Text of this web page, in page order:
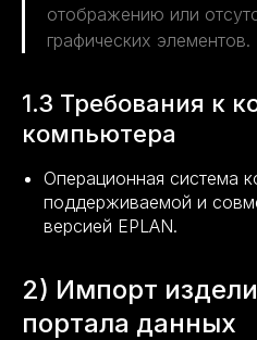
отображению или
графических элементов.
1.3 Требования к
компьютера
Операционная система
поддерживаемой и
версией EPLAN.
2) Импорт
портала данных